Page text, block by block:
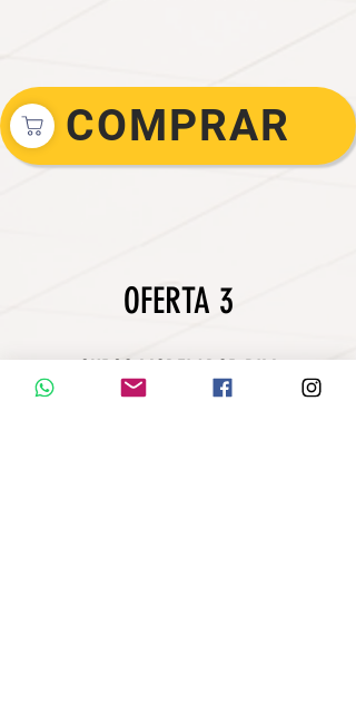
COMPRAR
OFERTA 3
CURSO MODELADOR BIM
ARQUITECTURA +
MODELADOR BIM